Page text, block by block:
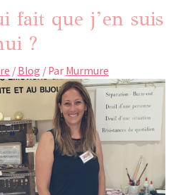
fait que j’en suis
?
/ Blog / Par Murmure